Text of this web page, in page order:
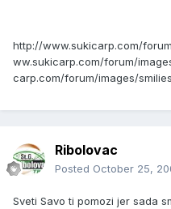
http://www.sukicarp.com/
ww.sukicarp.com/forum/
carp.com/forum/images/
Ribolovac
Posted October 25,
Sveti Savo ti pomozi jer sada